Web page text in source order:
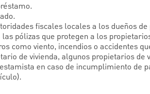
fiscales locales a los dueños de
pólizas que protegen a los
como viento, incendios o accidentes
de vivienda, algunos propietarios de
en caso de incumplimiento de